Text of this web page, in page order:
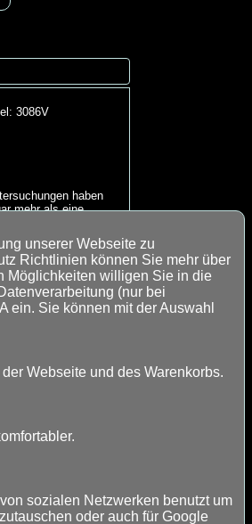
unserer Webseite zu
Richtlinien können Sie mehr über
Möglichkeiten willigen Sie in die
(nur bei
ein. Sie können mit der Auswahl
Webseite und des Warenkorbs.
sozialen Netzwerken benutzt um
oder auch für Google
3086V
haben
mehr als eine
genutzte Kraut in
geschätzt.